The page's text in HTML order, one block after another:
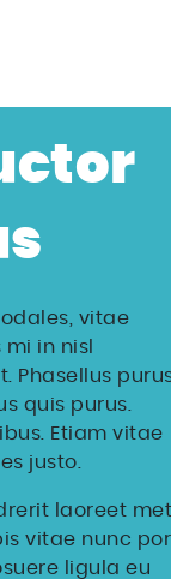
vitae
in nisl
Phasellus
quis purus.
Etiam vitae
justo.
laoreet
vitae nunc
ligula eu